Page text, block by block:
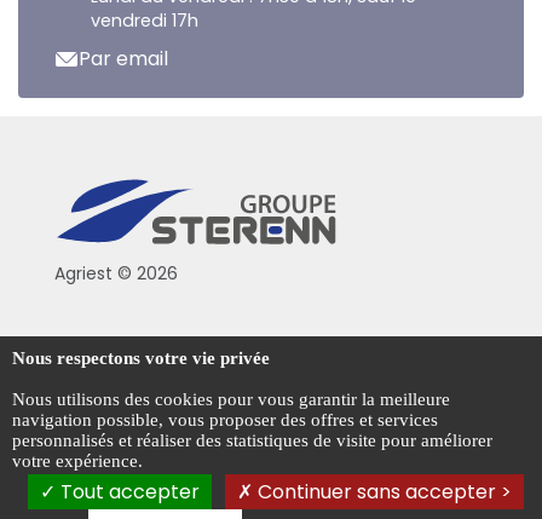
vendredi 17h
Par email
Agriest © 2026
Conditions générales de vente
Mentions légales
Politique de confidentialité
Gestion des cookies
Nous respectons votre vie privée
Nous utilisons des cookies pour vous garantir la meilleure
navigation possible, vous proposer des offres et services
personnalisés et réaliser des statistiques de visite pour améliorer
votre expérience.
Tout accepter
Continuer sans accepter >